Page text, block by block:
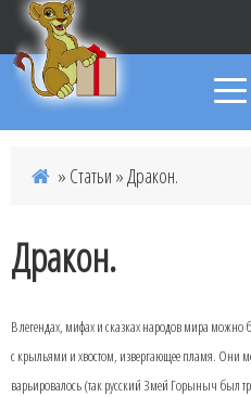
» Статьи » Дракон.
Дракон.
В легендах, мифах и сказках народов мира можно
с крыльями и хвостом, извергающее пламя. Они
варьировалось (так русский Змей Горыныч был